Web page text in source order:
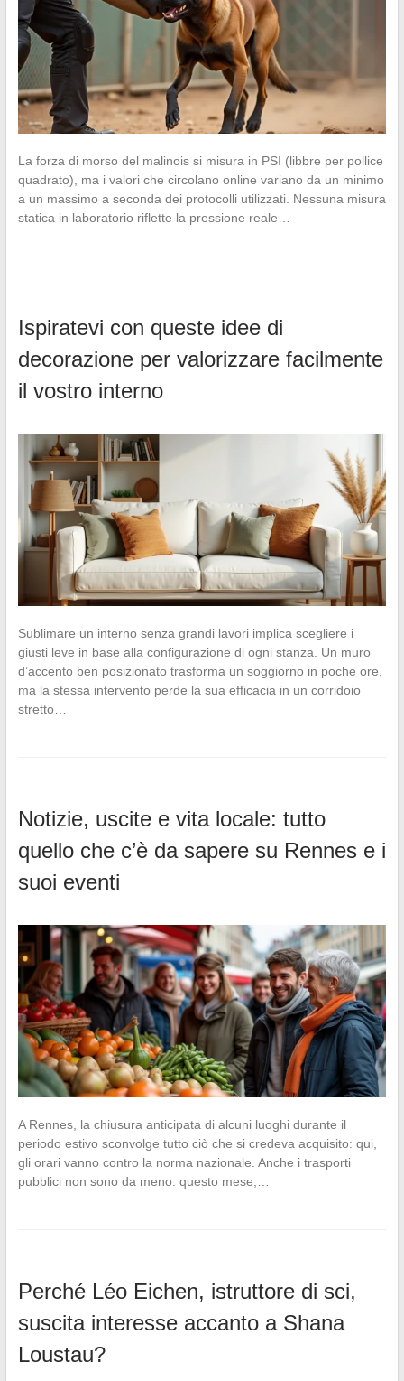
La forza di morso del malinois si misura in PSI (libbre per pollice
quadrato), ma i valori che circolano online variano da un minimo
a un massimo a seconda dei protocolli utilizzati. Nessuna misura
statica in laboratorio riflette la pressione reale…
Ispiratevi con queste idee di
decorazione per valorizzare facilmente
il vostro interno
Sublimare un interno senza grandi lavori implica scegliere i
giusti leve in base alla configurazione di ogni stanza. Un muro
d’accento ben posizionato trasforma un soggiorno in poche ore,
ma la stessa intervento perde la sua efficacia in un corridoio
stretto…
Notizie, uscite e vita locale: tutto
quello che c’è da sapere su Rennes e i
suoi eventi
A Rennes, la chiusura anticipata di alcuni luoghi durante il
periodo estivo sconvolge tutto ciò che si credeva acquisito: qui,
gli orari vanno contro la norma nazionale. Anche i trasporti
pubblici non sono da meno: questo mese,…
Perché Léo Eichen, istruttore di sci,
suscita interesse accanto a Shana
Loustau?